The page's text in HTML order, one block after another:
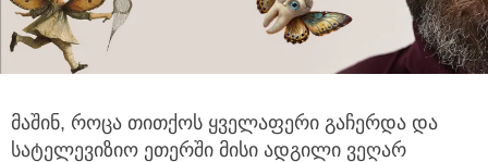
მაშინ, როცა თითქოს ყველაფერი გაჩერდა და
სატელევიზიო ეთერში მისი ადგილი ვეღარ